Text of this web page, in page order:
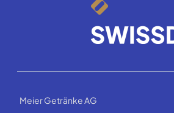
Meier Getränke AG